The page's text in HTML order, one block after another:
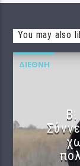
You may also
ΔΙΕΘΝΉ